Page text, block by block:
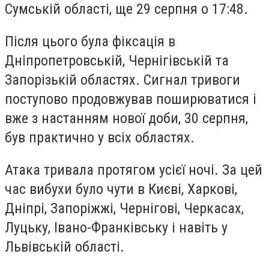
Сумській області, ще 29 серпня о 17:48.
Після цього була фіксація в
Дніпропетровській, Чернігівській та
Запорізькій областях. Сигнал тривоги
поступово продовжував поширюватися і
вже з настанням нової доби, 30 серпня,
був практично у всіх областях.
Атака тривала протягом усієї ночі. За цей
час вибухи було чути в Києві, Харкові,
Дніпрі, Запоріжжі, Чернігові, Черкасах,
Луцьку, Івано-Франківську і навіть у
Львівській області.